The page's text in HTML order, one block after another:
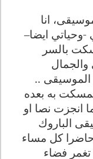
انا
ايضا–
بالسر
الموسيقى ..
به بعده
انجزت نصا او
الباروك
حاضرا كل مساء
فضاء